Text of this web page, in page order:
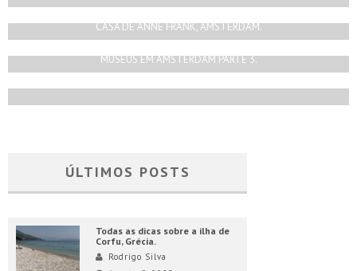
CASA DE ANNE FRANK, AMSTERDAM.
MUSEUS EM AMSTERDAM PARTE 3.
ÚLTIMOS POSTS
Todas as dicas sobre a ilha de
Corfu, Grécia.
Rodrigo Silva